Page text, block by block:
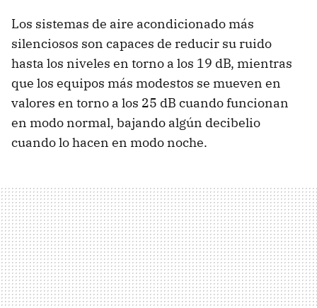
Los sistemas de aire acondicionado más
silenciosos son capaces de reducir su ruido
hasta los niveles en torno a los 19 dB, mientras
que los equipos más modestos se mueven en
valores en torno a los 25 dB cuando funcionan
en modo normal, bajando algún decibelio
cuando lo hacen en modo noche.